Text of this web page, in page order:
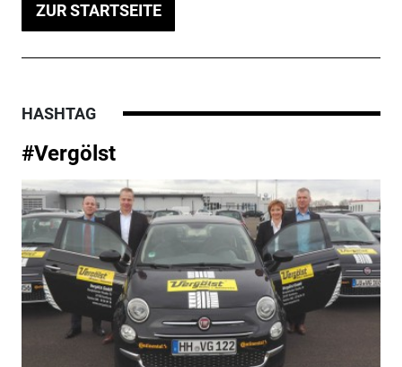
ZUR STARTSEITE
HASHTAG
#Vergölst